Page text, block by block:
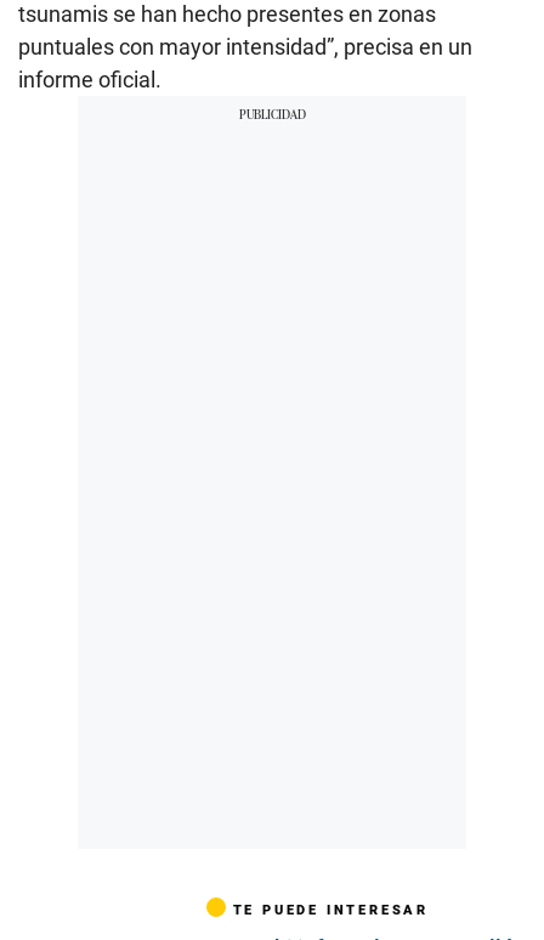
tsunamis se han hecho presentes en zonas
puntuales con mayor intensidad”, precisa en un
informe oficial.
TE PUEDE INTERESAR